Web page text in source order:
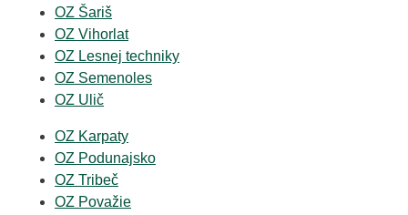
OZ Šariš
OZ Vihorlat
OZ Lesnej techniky
OZ Semenoles
OZ Ulič
OZ Karpaty
OZ Podunajsko
OZ Tribeč
OZ Považie